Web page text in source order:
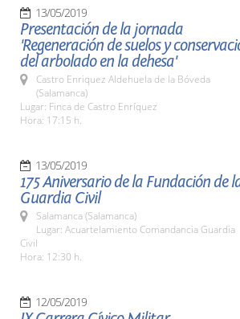
13/05/2019
Presentación de la jornada
'Regeneración de suelos y
del arbolado en la dehesa'
Castro Enriquez Aldehuela de la Bóveda
(Salamanca)
Lugar: Finca de Castro Enríquez
Hora: 17:15 h.
13/05/2019
175 Aniversario de la Fundación de
Guardia Civil
Salamanca (Salamanca)
Lugar: Acuartelamiento Comandancia Guardia
Civil
Hora: 12:30 h.
12/05/2019